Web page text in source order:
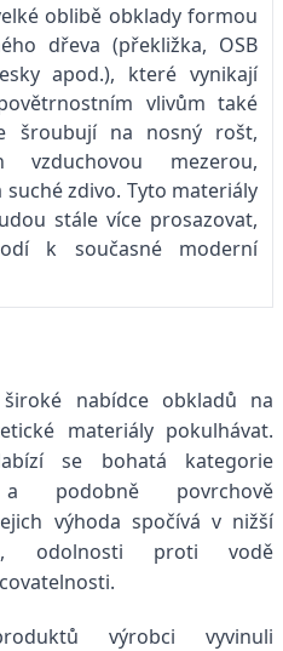
oblibě obklady formou
dřeva (překližka, OSB
apod.), které vynikají
vlivům také
šroubují na nosný rošt,
mezerou,
zdivo. Tyto materiály
stále více prosazovat,
k současné moderní
nabídce obkladů na
materiály pokulhávat.
se bohatá kategorie
podobně povrchově
výhoda spočívá v nižší
odolnosti proti vodě
výrobci vyvinuli